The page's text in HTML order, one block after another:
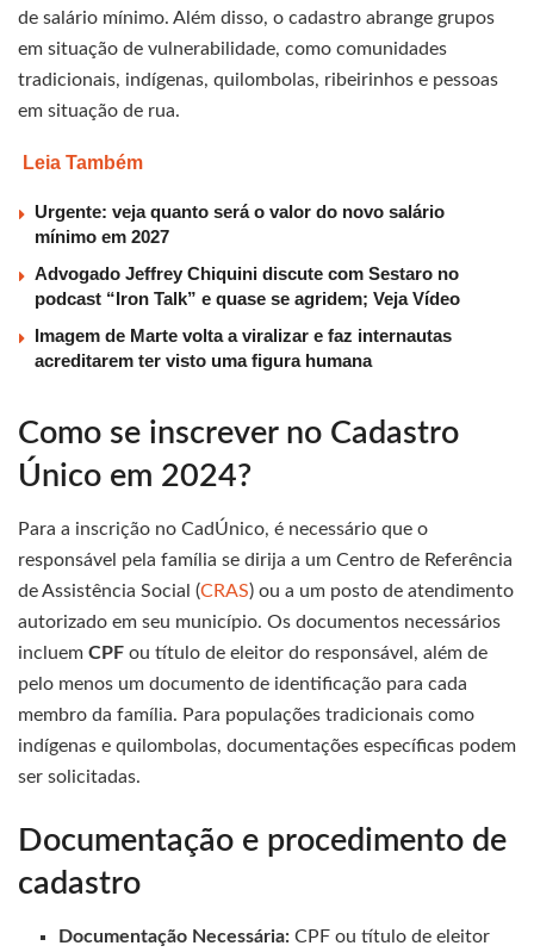
de salário mínimo. Além disso, o cadastro abrange grupos
em situação de vulnerabilidade, como comunidades
tradicionais, indígenas, quilombolas, ribeirinhos e pessoas
em situação de rua.
Leia Também
Urgente: veja quanto será o valor do novo salário
mínimo em 2027
Advogado Jeffrey Chiquini discute com Sestaro no
podcast “Iron Talk” e quase se agridem; Veja Vídeo
Imagem de Marte volta a viralizar e faz internautas
acreditarem ter visto uma figura humana
Como se inscrever no Cadastro
Único em 2024?
Para a inscrição no CadÚnico, é necessário que o
responsável pela família se dirija a um Centro de Referência
de Assistência Social (CRAS) ou a um posto de atendimento
autorizado em seu município. Os documentos necessários
incluem CPF ou título de eleitor do responsável, além de
pelo menos um documento de identificação para cada
membro da família. Para populações tradicionais como
indígenas e quilombolas, documentações específicas podem
ser solicitadas.
Documentação e procedimento de
cadastro
Documentação Necessária: CPF ou título de eleitor